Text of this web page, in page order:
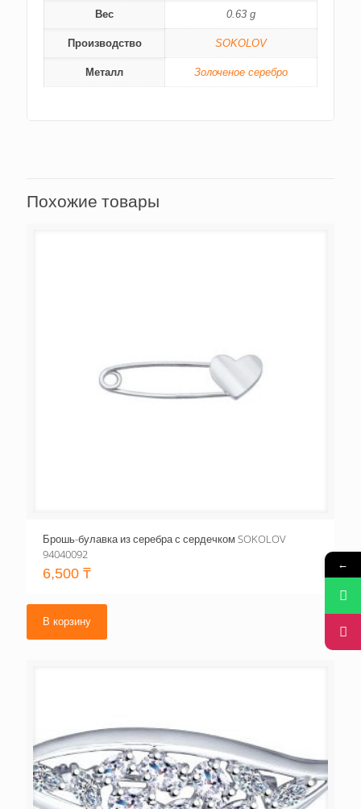
Вес 0.63 g
Производство SOKOLOV
Металл Золоченое серебро
Похожие товары
Брошь-булавка из серебра с сердечком SOKOLOV
94040092
6,500 ₸
В корзину
←